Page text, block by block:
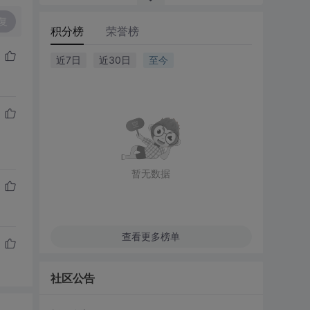
积分榜 荣誉榜
近7日 近30日 至今
暂无数据
查看更多榜单
社区公告